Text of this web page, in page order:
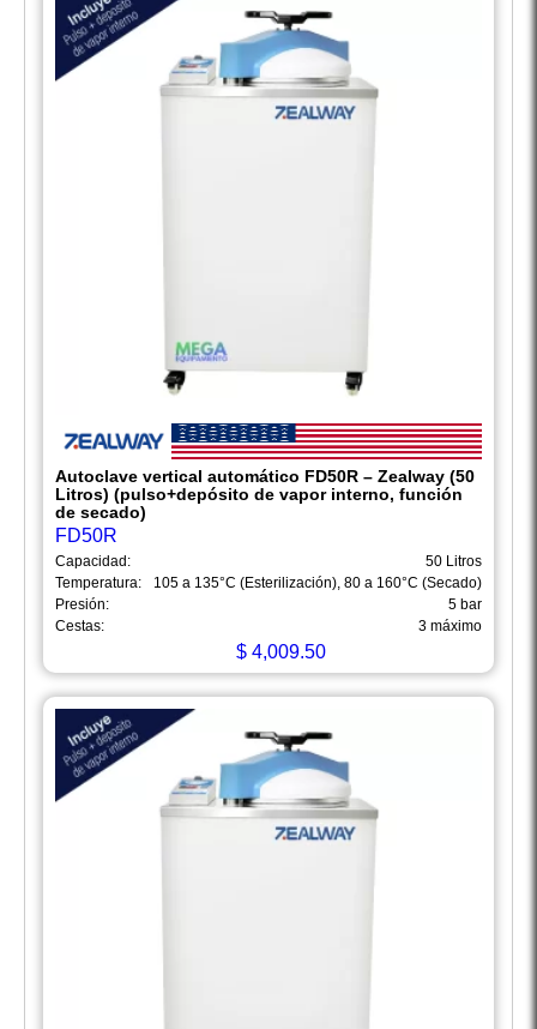
Autoclave vertical automático FD50R – Zealway (50
Litros) (pulso+depósito de vapor interno, función
de secado)
FD50R
Capacidad:
50 Litros
Temperatura:
105 a 135°C (Esterilización), 80 a 160°C (Secado)
Presión:
5 bar
Cestas:
3 máximo
$4,009.50